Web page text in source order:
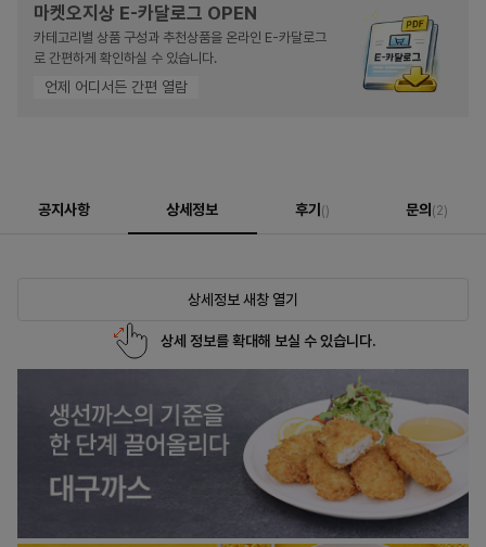
마켓오지상 E-카달로그 OPEN
카테고리별 상품 구성과 추천상품을 온라인 E-카달로그
로 간편하게 확인하실 수 있습니다.
언제 어디서든 간편 열람
공지사항 상세정보 후기 () 문의 (2)
상세정보 새창 열기
상세 정보를 확대해 보실 수 있습니다.